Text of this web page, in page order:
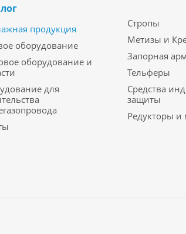
продукция
оборудование
оборудование и
для
Стропы
Метизы и
Запорная
Тельферы
Средства
защиты
Редукторы и